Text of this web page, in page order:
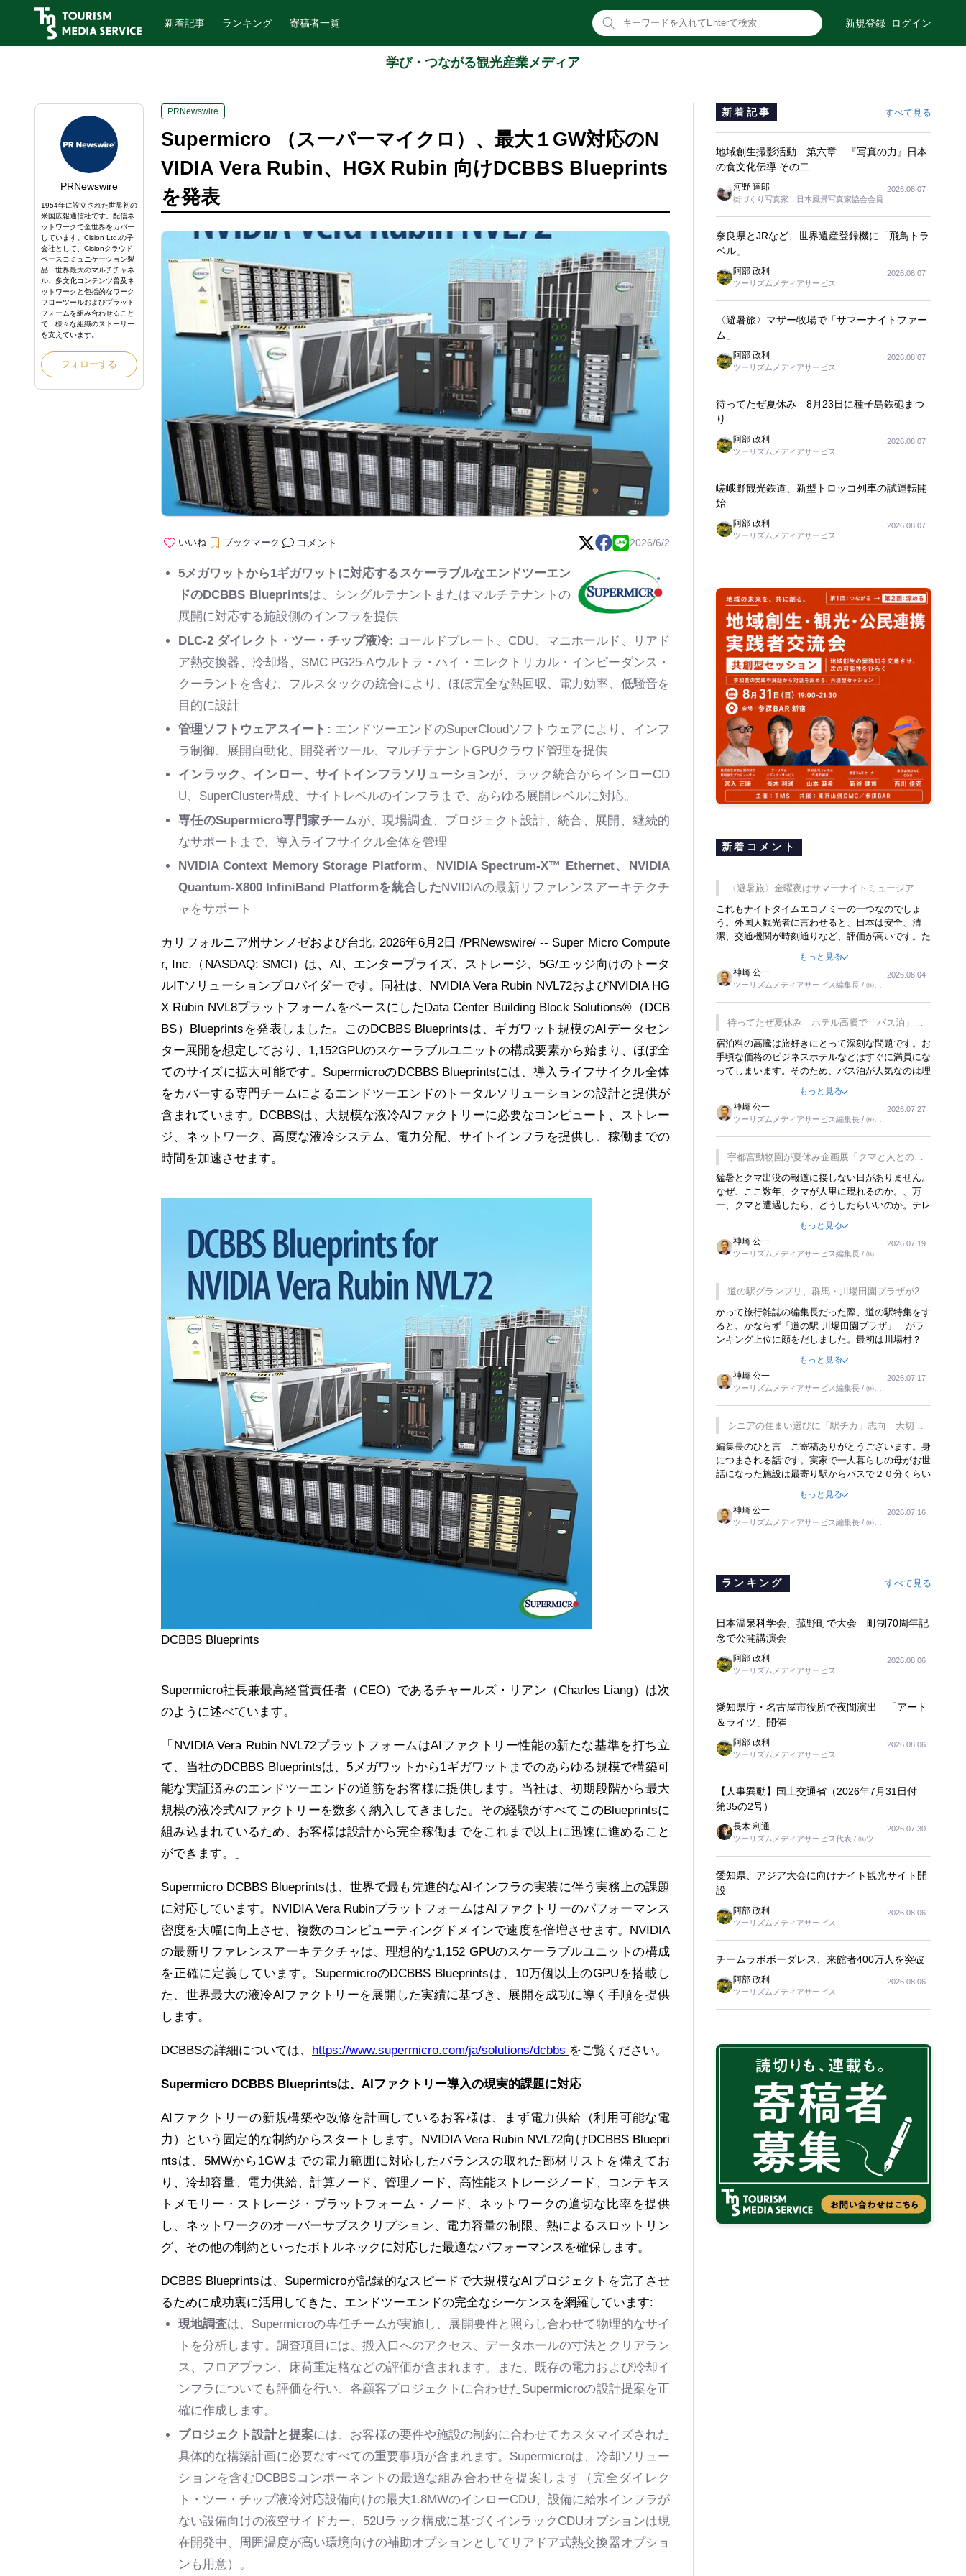
新着記事 ランキング 寄稿者一覧 新規登録 ログイン
学び・つながる観光産業メディア
PRNewswire
1954年に設立された世界初の
米国広報通信社です。配信ネ
ットワークで全世界をカバー
しています。Cision Ltd.の子
会社として、Cisionクラウド
ベースコミュニケーション製
品、世界最大のマルチチャネ
ル、多文化コンテンツ普及ネ
ットワークと包括的なワーク
フローツールおよびプラット
フォームを組み合わせること
で、様々な組織のストーリー
を支えています。
フォローする
PRNewswire
Supermicro （スーパーマイクロ）、最大１GW対応のN
VIDIA Vera Rubin、HGX Rubin 向けDCBBS Blueprints
を発表
いいね ブックマーク コメント 2026/6/2
5メガワットから1ギガワットに対応するスケーラブルなエンドツーエン
ドのDCBBS Blueprintsは、シングルテナントまたはマルチテナントの
展開に対応する施設側のインフラを提供
DLC-2 ダイレクト・ツー・チップ液冷: コールドプレート、CDU、マニホールド、リアド
ア熱交換器、冷却塔、SMC PG25-Aウルトラ・ハイ・エレクトリカル・インピーダンス・
クーラントを含む、フルスタックの統合により、ほぼ完全な熱回収、電力効率、低騒音を
目的に設計
管理ソフトウェアスイート : エンドツーエンドのSuperCloudソフトウェアにより、インフ
ラ制御、展開自動化、開発者ツール、マルチテナントGPUクラウド管理を提供
インラック、インロー、サイトインフラソリューションが、ラック統合からインローCD
U、SuperCluster構成、サイトレベルのインフラまで、あらゆる展開レベルに対応。
専任のSupermicro専門家チームが、現場調査、プロジェクト設計、統合、展開、継続的
なサポートまで、導入ライフサイクル全体を管理
NVIDIA Context Memory Storage Platform、NVIDIA Spectrum-X™ Ethernet、NVIDIA
Quantum-X800 InfiniBand Platformを統合したNVIDIAの最新リファレンスアーキテクチ
ャをサポート
カリフォルニア州サンノゼおよび台北, 2026年6月2日 /PRNewswire/ -- Super Micro Compute
r, Inc.（NASDAQ: SMCI）は、AI、エンタープライズ、ストレージ、5G/エッジ向けのトータ
ルITソリューションプロバイダーです。同社は、NVIDIA Vera Rubin NVL72およびNVIDIA HG
X Rubin NVL8プラットフォームをベースにしたData Center Building Block Solutions®（DCB
BS）Blueprintsを発表しました。このDCBBS Blueprintsは、ギガワット規模のAIデータセン
ター展開を想定しており、1,152GPUのスケーラブルユニットの構成要素から始まり、ほぼ全
てのサイズに拡大可能です。SupermicroのDCBBS Blueprintsには、導入ライフサイクル全体
をカバーする専門チームによるエンドツーエンドのトータルソリューションの設計と提供が
含まれています。DCBBSは、大規模な液冷AIファクトリーに必要なコンピュート、ストレー
ジ、ネットワーク、高度な液冷システム、電力分配、サイトインフラを提供し、稼働までの
時間を加速させます。
DCBBS Blueprints
Supermicro社長兼最高経営責任者（CEO）であるチャールズ・リアン（Charles Liang）は次
のように述べています。
「NVIDIA Vera Rubin NVL72プラットフォームはAIファクトリー性能の新たな基準を打ち立
て、当社のDCBBS Blueprintsは、5メガワットから1ギガワットまでのあらゆる規模で構築可
能な実証済みのエンドツーエンドの道筋をお客様に提供します。当社は、初期段階から最大
規模の液冷式AIファクトリーを数多く納入してきました。その経験がすべてこのBlueprintsに
組み込まれているため、お客様は設計から完全稼働までをこれまで以上に迅速に進めること
ができます。」
Supermicro DCBBS Blueprintsは、世界で最も先進的なAIインフラの実装に伴う実務上の課題
に対応しています。NVIDIA Vera RubinプラットフォームはAIファクトリーのパフォーマンス
密度を大幅に向上させ、複数のコンピューティングドメインで速度を倍増させます。NVIDIA
の最新リファレンスアーキテクチャは、理想的な1,152 GPUのスケーラブルユニットの構成
を正確に定義しています。SupermicroのDCBBS Blueprintsは、10万個以上のGPUを搭載し
た、世界最大の液冷AIファクトリーを展開した実績に基づき、展開を成功に導く手順を提供
します。
DCBBSの詳細については、 https://www.supermicro.com/ja/solutions/dcbbs をご覧ください。
Supermicro DCBBS Blueprintsは、AIファクトリー導入の現実的課題に対応
AIファクトリーの新規構築や改修を計画しているお客様は、まず電力供給（利用可能な電
力）という固定的な制約からスタートします。NVIDIA Vera Rubin NVL72向けDCBBS Bluepri
ntsは、5MWから1GWまでの電力範囲に対応したバランスの取れた部材リストを備えてお
り、冷却容量、電力供給、計算ノード、管理ノード、高性能ストレージノード、コンテキス
トメモリー・ストレージ・プラットフォーム・ノード、ネットワークの適切な比率を提供
し、ネットワークのオーバーサブスクリプション、電力容量の制限、熱によるスロットリン
グ、その他の制約といったボトルネックに対応した最適なパフォーマンスを確保します。
DCBBS Blueprintsは、Supermicroが記録的なスピードで大規模なAIプロジェクトを完了させ
るために成功裏に活用してきた、エンドツーエンドの完全なシーケンスを網羅しています:
現地調査は、Supermicroの専任チームが実施し、展開要件と照らし合わせて物理的なサイ
トを分析します。調査項目には、搬入口へのアクセス、データホールの寸法とクリアラン
ス、フロアプラン、床荷重定格などの評価が含まれます。また、既存の電力および冷却イ
ンフラについても評価を行い、各顧客プロジェクトに合わせたSupermicroの設計提案を正
確に作成します。
プロジェクト設計と提案には、お客様の要件や施設の制約に合わせてカスタマイズされた
具体的な構築計画に必要なすべての重要事項が含まれます。Supermicroは、冷却ソリュー
ションを含むDCBBSコンポーネントの最適な組み合わせを提案します（完全ダイレク
ト・ツー・チップ液冷対応設備向けの最大1.8MWのインローCDU、設備に給水インフラが
ない設備向けの液空サイドカー、52Uラック構成に基づくインラックCDUオプションは現
在開発中、周囲温度が高い環境向けの補助オプションとしてリアドア式熱交換器オプショ
ンも用意）。
新着記事 すべて見る
地域創生撮影活動 第六章 『写真の力』日本
の食文化伝導 その二
河野 達郎
街づくり写真家 日本風景写真家協会会員
2026.08.07
奈良県とJRなど、世界遺産登録機に「飛鳥トラ
ベル」
阿部 政利
ツーリズムメディアサービス
2026.08.07
〈避暑旅〉マザー牧場で「サマーナイトファー
ム」
阿部 政利
ツーリズムメディアサービス
2026.08.07
待ってたぜ夏休み 8月23日に種子島鉄砲まつ
り
阿部 政利
ツーリズムメディアサービス
2026.08.07
嵯峨野観光鉄道、新型トロッコ列車の試運転開
始
阿部 政利
ツーリズムメディアサービス
2026.08.07
新着コメント
〈避暑旅〉金曜夜はサマーナイトミュージア
ム、都立6施設で
これもナイトタイムエコノミーの一つなのでしょ
う。外国人観光者に言わせると、日本は安全、清
潔、交通機関が時刻通りなど、評価が高いです。た
す。そのような意味で、金曜夜にこのようなイベン
トが行われれば、日本人に限らず外国人にとっても
楽しみが増えるでしょうね。
もっと見る
神崎 公一
ツーリズムメディアサービス編集長 / ㈱ツ
2026.08.04
待ってたぜ夏休み ホテル高騰で「バス泊」人
気
宿泊料の高騰は旅好きにとって深刻な問題です。お
手頃な価格のビジネスホテルなどはすぐに満員にな
ってしまいます。そのため、バス泊が人気なのは理
行をした時は、移動はグレイハウンドバスでした。
夕方から夜の便を利用してホテル代を浮かせていま
した。ただし、若いからできたことです。若い人が
夜行バスで京都に行った、青森に行ったと聞くと、
疲れが残らないのかなと思ってしまいます。
もっと見る
神崎 公一
ツーリズムメディアサービス編集長 / ㈱ツ
2026.07.27
宇都宮動物園が夏休み企画展「クマと人との距
離」を7月20日から開催
猛暑とクマ出没の報道に接しない日がありません。
なぜ、ここ数年、クマが人里に現れるのか。、万
一、クマと遭遇したら、どうしたらいいのか。テレ
るなんてことは、冗談でもいえません。そんな中
で、この企画展はタイムリーですね。
もっと見る
神崎 公一
ツーリズムメディアサービス編集長 / ㈱ツ
2026.07.19
道の駅グランプリ、群馬・川場田園プラザが2連
覇
かって旅行雑誌の編集長だった際、道の駅特集をす
ると、かならず「道の駅 川場田園プラザ」 がラ
ンキング上位に顔をだしました。最初は川場村？
れ永井 彰一社長にインタビューしたら、興味深い
話が次々が飛び出しました。プレゼンも巧みで、今
でも思い出すことが２つあります。一つは、従業員
に東京ディズニーランドを見学させ、サービス業、
接客業の何かを理解してもらっていることです。
もう一つは1800円もするプレミアムヨーグルトを
販売するにあたり、社内に懸念もあったそうです。
永井社長は、駐車場に都内ナンバーの高級外車が停
まっていることに目をつけ、高級商品でも売れると
確信したそうです。今回の記事を懐かしく読みまし
もっと見る
神崎 公一
ツーリズムメディアサービス編集長 / ㈱ツ
2026.07.17
シニアの住まい選びに「駅チカ」志向 大切な
のは出かけたくなる暮らし
編集長のひと言 ご寄稿ありがとうございます。身
につまされる話です。実家で一人暮らしの母がお世
話になった施設は最寄り駅からバスで２０分くらい
りました。母の住まいから近いという理由で、その
施設を選択したのですが、私と妹にとっては、半日
仕事ででした。シニアの住まい選びは、当人だけで
はなく、世話をする家族の足の便も考えない外池な
もっと見る
神崎 公一
ツーリズムメディアサービス編集長 / ㈱ツ
2026.07.16
ランキング すべて見る
日本温泉科学会、菰野町で大会 町制70周年記
念で公開講演会
阿部 政利
ツーリズムメディアサービス
2026.08.06
愛知県庁・名古屋市役所で夜間演出 「アート
＆ライツ」開催
阿部 政利
ツーリズムメディアサービス
2026.08.06
【人事異動】国土交通省（2026年7月31日付
第35の2号）
長木 利通
ツーリズムメディアサービス代表 / ㈱ツー
2026.07.30
愛知県、アジア大会に向けナイト観光サイト開
設
阿部 政利
ツーリズムメディアサービス
2026.08.06
チームラボボーダレス、来館者400万人を突破
阿部 政利
ツーリズムメディアサービス
2026.08.06